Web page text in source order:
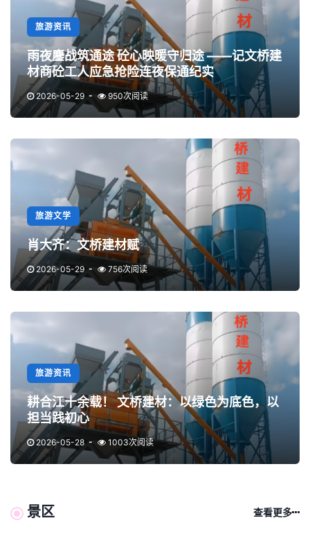
旅游资讯
雨夜鏖战筑通途 砼心映暖守归途 ——记文桥建
材商砼工人应急抢险连夜保通纪实
2026-05-29 950次阅读
旅游文学
肖大齐：文桥建材赋
2026-05-29 756次阅读
旅游资讯
耕合江十余载！ 文桥建材：以绿色为底色，以
担当践初心
2026-05-28 1003次阅读
景区 查看更多